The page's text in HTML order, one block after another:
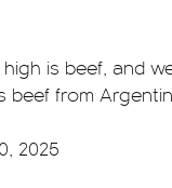
is beef, and
beef from
2025